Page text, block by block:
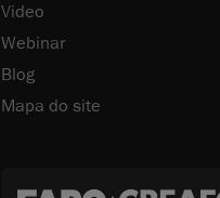
Video
Webinar
Blog
Mapa do site